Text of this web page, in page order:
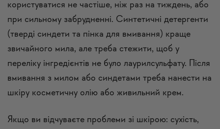
користуватися не частіше, ніж раз на тиждень, або
при сильному забрудненні. Синтетичні детергенти
(тверді синдети та пінка для вмивання) краще
звичайного мила, але треба стежити, щоб у
переліку інгредієнтів не було лаурилсульфату. Після
вмивання з милом або синдетами треба нанести на
шкіру косметичну олію або живильний крем.
Якщо ви відчуваєте проблеми зі шкірою: сухість,